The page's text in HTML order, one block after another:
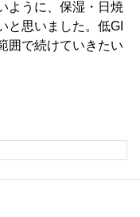
ように、保湿・日焼
と思いました。低GI
囲で続けていきたい